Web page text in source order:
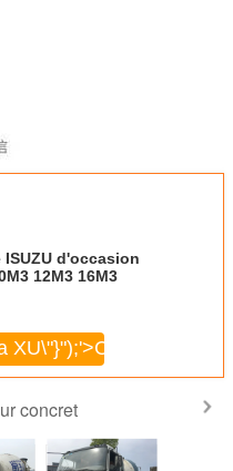
ISUZU d'occasion
12M3 16M3
XU\"}");'>Continuer
concret